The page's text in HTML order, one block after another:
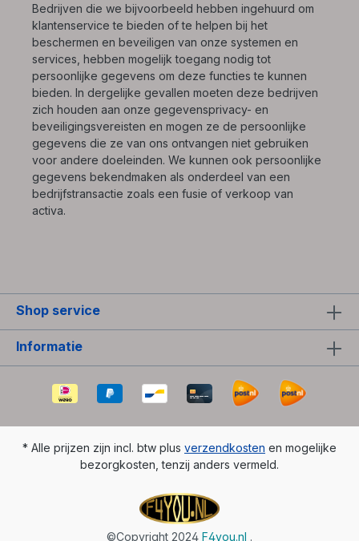
Bedrijven die we bijvoorbeeld hebben ingehuurd om
klantenservice te bieden of te helpen bij het
beschermen en beveiligen van onze systemen en
services, hebben mogelijk toegang nodig tot
persoonlijke gegevens om deze functies te kunnen
bieden. In dergelijke gevallen moeten deze bedrijven
zich houden aan onze gegevensprivacy- en
beveiligingsvereisten en mogen ze de persoonlijke
gegevens die ze van ons ontvangen niet gebruiken
voor andere doeleinden. We kunnen ook persoonlijke
gegevens bekendmaken als onderdeel van een
bedrijfstransactie zoals een fusie of verkoop van
activa.
Shop service
Informatie
* Alle prijzen zijn incl. btw plus verzendkosten en mogelijke
bezorgkosten, tenzij anders vermeld.
©Copyright 2024 F4you.nl .